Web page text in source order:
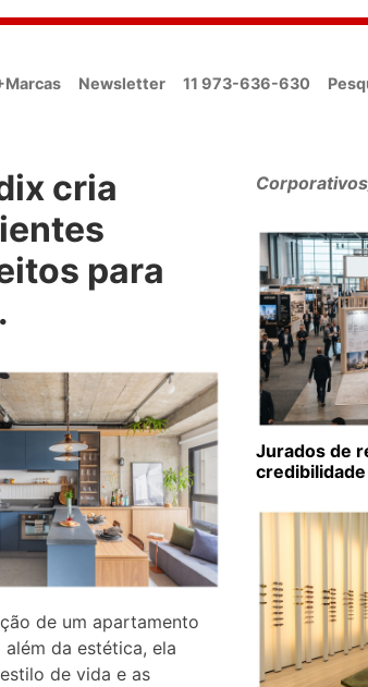
Newsletter 11 973-636-630
cria
para
de um apartamento
da estética, ela
de vida e as
Jurados de
credibilidade